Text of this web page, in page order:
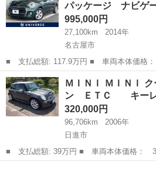
ヒーター...
パッケージ ナビゲ
995,000円
27,100km
2014年
名古屋市
■ 支払総額: 117.9万円 ■ 車両本体価格： 995,000 円 ■ メーカー
名： ＭＩＮＩ ■ 車種名： ＭＩＮＩ ■
ー ５ドア ミントパッケージ ナビゲー
ビ ＥＴＣ内...
愛知 名古屋市
ＭＩＮＩ ＭＩＮＩ
ン ＥＴＣ キー
320,000円
96,706km
2006年
日進市
■ 支払総額: 39万円 ■ 車両本体価格： 320,000 円 ■ メーカー
名： ＭＩＮＩ ■ 車種名： ＭＩＮＩ ■
Ｓ パークレーン ＥＴＣ キーレス 取